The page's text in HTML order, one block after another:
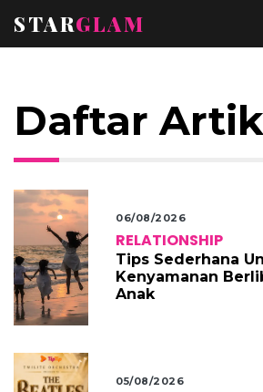
STARGLAM
Daftar
06/08/2026
RELATIONSHIP
Tips Sederhana
Kenyamanan
Anak
05/08/2026